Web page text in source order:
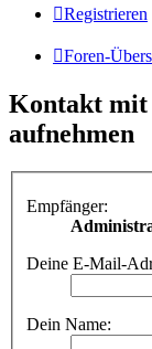
Registrieren
Foren-
Kontakt
aufnehmen
Empfänger:
Deine E-Mail-
Dein Name: